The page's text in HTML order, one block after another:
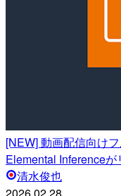
[NEW] 動画配信向け
Elemental Inferenceが
清水俊也